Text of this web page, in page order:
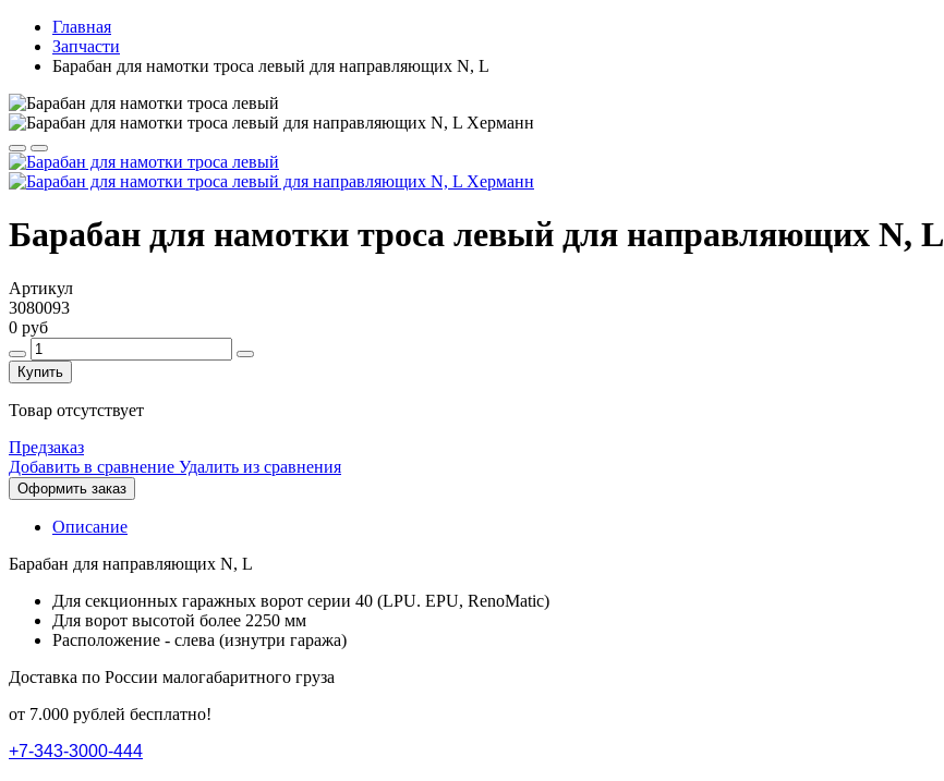
Главная
Запчасти
Барабан для намотки троса левый для направляющих N, L
Барабан для намотки троса левый для направляющих N, L
Артикул
3080093
0 руб
Купить
Товар отсутствует
Предзаказ
Добавить в сравнение Удалить из сравнения
Оформить заказ
Описание
Барабан для направляющих N, L
Для секционных гаражных ворот серии 40 (LPU. EPU, RenoMatic)
Для ворот высотой более 2250 мм
Расположение - слева (изнутри гаража)
Доставка по России малогабаритного груза
от 7.000 рублей бесплатно!
+7-343-3000-444